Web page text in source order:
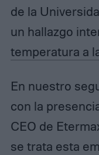
de la
un hallazgo
temperatura a
En nuestro
con la
CEO de
se trata esta